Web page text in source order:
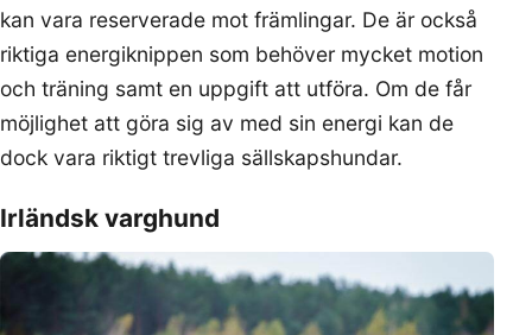
kan vara reserverade mot främlingar. De är också
riktiga energiknippen som behöver mycket motion
och träning samt en uppgift att utföra. Om de får
möjlighet att göra sig av med sin energi kan de
dock vara riktigt trevliga sällskapshundar.
Irländsk varghund